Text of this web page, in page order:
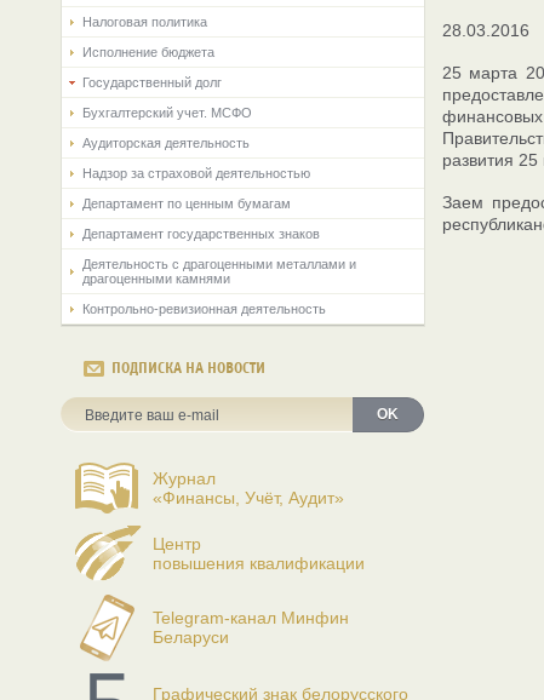
Налоговая политика
Исполнение бюджета
Государственный долг
Бухгалтерский учет. МСФО
Аудиторская деятельность
Надзор за страховой деятельностью
Департамент по ценным бумагам
Департамент государственных знаков
Деятельность с драгоценными металлами и
драгоценными камнями
Контрольно-ревизионная деятельность
ПОДПИСКА НА НОВОСТИ
OK
Журнал
«Финансы, Учёт, Аудит»
Центр
повышения квалификации
Telegram-канал Минфин
Беларуси
Графический знак белорусского
28.03.2016
25 марта
развития 25
Заем